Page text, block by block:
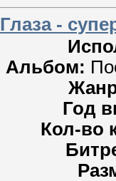
-
Альбом:
Год
Кол-во